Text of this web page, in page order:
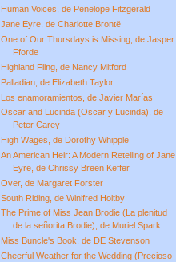
Human Voices, de Penelope Fitzgerald
Jane Eyre, de Charlotte Brontë
One of Our Thursdays is Missing, de Jasper
Fforde
Highland Fling, de Nancy Mitford
Palladian, de Elizabeth Taylor
Los enamoramientos, de Javier Marías
Oscar and Lucinda (Oscar y Lucinda), de
Peter Carey
High Wages, de Dorothy Whipple
An American Heir: A Modern Retelling of Jane
Eyre, de Chrissy Breen Keffer
Over, de Margaret Forster
South Riding, de Winifred Holtby
The Prime of Miss Jean Brodie (La plenitud
de la señorita Brodie), de Muriel Spark
Miss Buncle's Book, de DE Stevenson
Cheerful Weather for the Wedding (Precioso